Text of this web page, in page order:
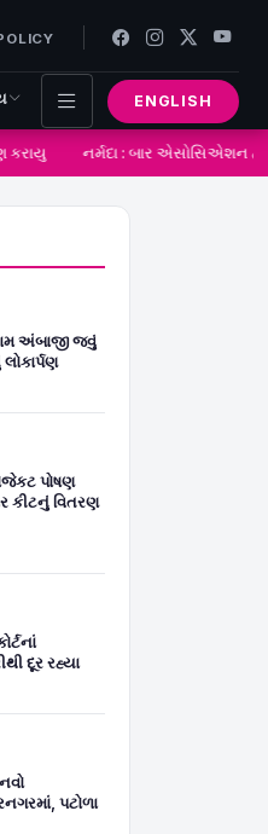
ENGLISH
નર્મદા : બાર એસોસિએશન
અંબાજી જવું
પોષણ
કીટનું વિતરણ
દૂર રહ્યા
પટોળા